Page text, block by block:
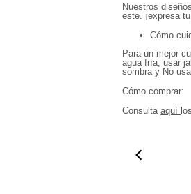
Nuestros
este. ¡expresa
Cómo
Para un mejor
agua fría, usar
sombra y No
Cómo comprar:
Consulta aquí
01:10